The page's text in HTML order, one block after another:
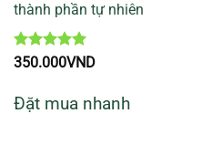
thành phần tự nhiên
Được xếp
350.000VND
Đặt mua nhanh